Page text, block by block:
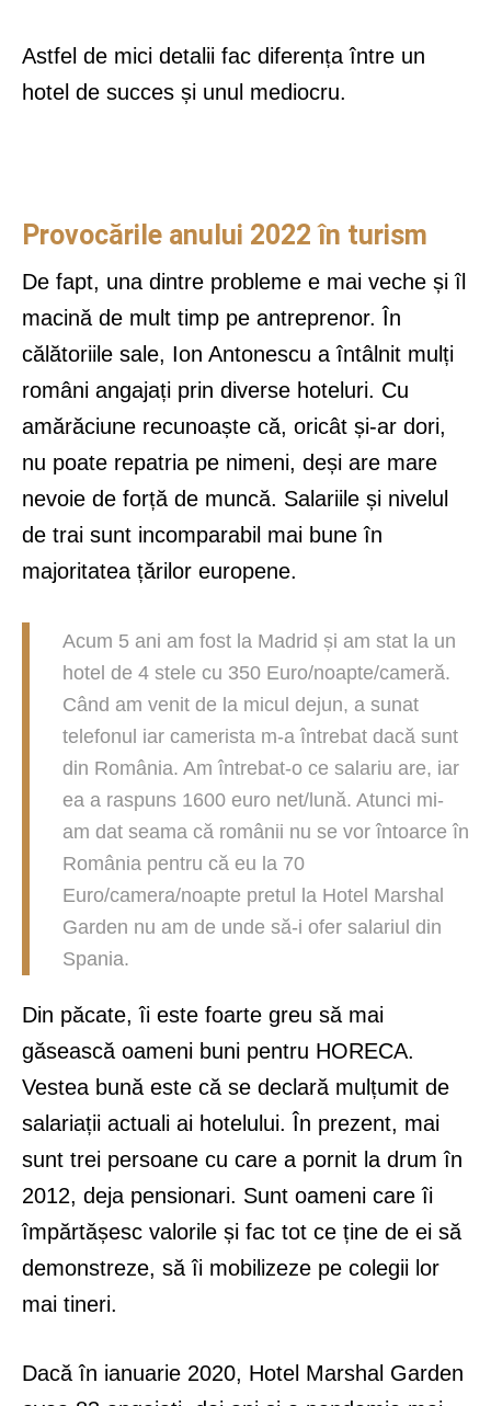
Astfel de mici detalii fac diferența între un
hotel de succes și unul mediocru.
Provocările anului 2022 în turism
De fapt, una dintre probleme e mai veche și îl
macină de mult timp pe antreprenor. În
călătoriile sale, Ion Antonescu a întâlnit mulți
români angajați prin diverse hoteluri. Cu
amărăciune recunoaște că, oricât și-ar dori,
nu poate repatria pe nimeni, deși are mare
nevoie de forță de muncă. Salariile și nivelul
de trai sunt incomparabil mai bune în
majoritatea țărilor europene.
Acum 5 ani am fost la Madrid și am stat la un
hotel de 4 stele cu 350 Euro/noapte/cameră.
Când am venit de la micul dejun, a sunat
telefonul iar camerista m-a întrebat dacă sunt
din România. Am întrebat-o ce salariu are, iar
ea a raspuns 1600 euro net/lună. Atunci mi-
am dat seama că românii nu se vor întoarce în
România pentru că eu la 70
Euro/camera/noapte pretul la Hotel Marshal
Garden nu am de unde să-i ofer salariul din
Spania.
Din păcate, îi este foarte greu să mai
găsească oameni buni pentru HORECA.
Vestea bună este că se declară mulțumit de
salariații actuali ai hotelului. În prezent, mai
sunt trei persoane cu care a pornit la drum în
2012, deja pensionari. Sunt oameni care îi
împărtășesc valorile și fac tot ce ține de ei să
demonstreze, să îi mobilizeze pe colegii lor
mai tineri.
Dacă în ianuarie 2020, Hotel Marshal Garden